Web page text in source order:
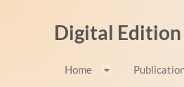
Digital
Home